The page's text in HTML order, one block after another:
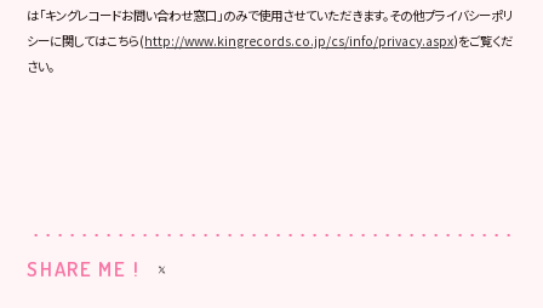
は「キングレコードお問い合わせ窓口」のみで使用させていただきます。その他プライバシーポリ
シーに関してはこちら(http://www.kingrecords.co.jp/cs/info/privacy.aspx)をご覧くだ
さい。
SHARE ME !